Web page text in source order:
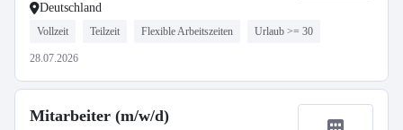
Deutschland
Vollzeit Teilzeit Flexible Arbeitszeiten Urlaub >= 30
28.07.2026
Mitarbeiter (m/w/d)